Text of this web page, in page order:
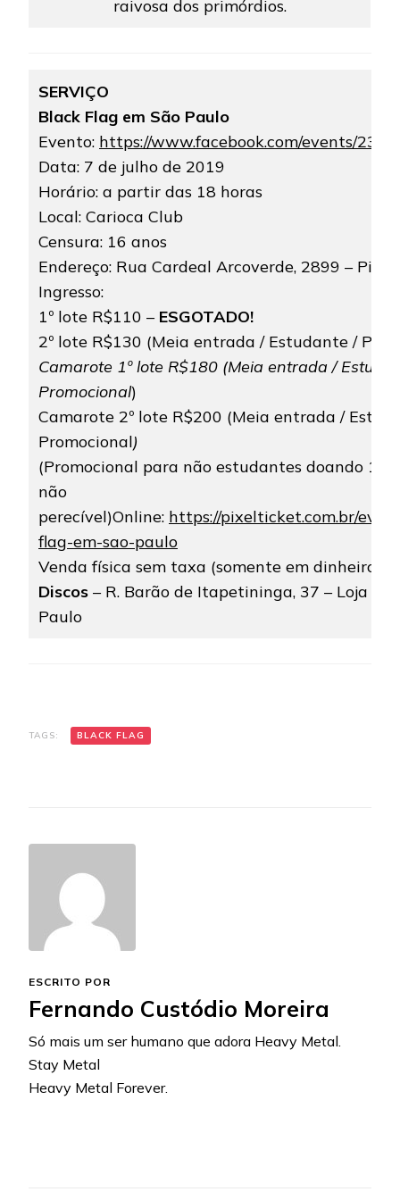
raivosa dos primórdios.
SERVIÇO
Black Flag em São Paulo
Evento: https://www.facebook.com/events/
Data: 7 de julho de 2019
Horário: a partir das 18 horas
Local: Carioca Club
Censura: 16 anos
Endereço: Rua Cardeal Arcoverde, 2899 –
Ingresso:
1º lote R$110 – ESGOTADO!
2º lote R$130 (Meia entrada / Estudante /
Camarote 1º lote R$180 (Meia entrada /
Promocional)
Camarote 2º lote R$200 (Meia entrada /
Promocional)
(Promocional para não estudantes doando 1
não
perecível)Online: https://pixelticket.com.br/
flag-em-sao-paulo
Venda física sem taxa (somente em dinheiro)
Discos – R. Barão de Itapetininga, 37 – Loja 8 –
Paulo
TAGS: BLACK FLAG
ESCRITO POR
Fernando Custódio Moreira
Só mais um ser humano que adora Heavy Metal.
Stay Metal
Heavy Metal Forever.